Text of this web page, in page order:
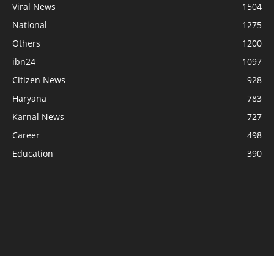
Viral News
1504
National
1275
Others
1200
ibn24
1097
Citizen News
928
Haryana
783
Karnal News
727
Career
498
Education
390